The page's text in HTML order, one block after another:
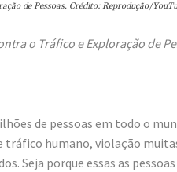
de Pessoas. Crédito: Reprodução/
o Tráfico e Exploração de
de pessoas em todo o
humano, violação
Seja porque essas as